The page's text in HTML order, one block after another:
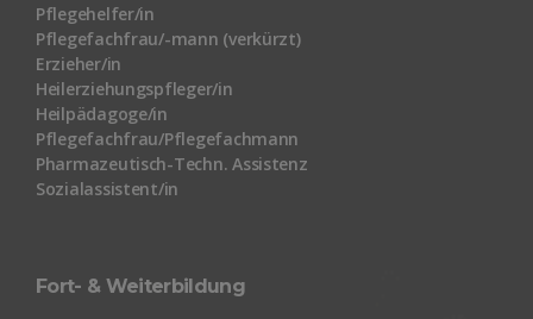
Pflegehelfer/in
Pflegefachfrau/-mann (verkürzt)
Erzieher/in
Heilerziehungspfleger/in
Heilpädagoge/in
Pflegefachfrau/Pflegefachmann
Pharmazeutisch-Techn. Assistenz
Sozialassistent/in
Fort- & Weiterbildung